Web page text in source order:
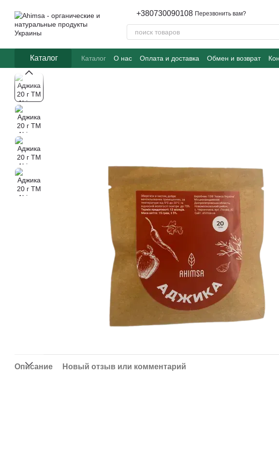
+380730090108 Перезвонить вам?
Каталог Каталог О нас Оплата и доставка Обмен и возврат
Часто задаваемые вопросы
Описание Новый отзыв или комментарий